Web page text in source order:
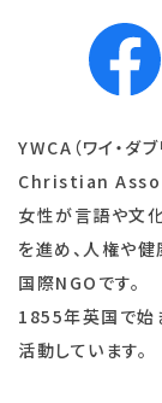
YWCA（ワイ・
Christian
女性が言語や文
を進め、人権や
国際NGOです。
1855年英国で始
活動しています。